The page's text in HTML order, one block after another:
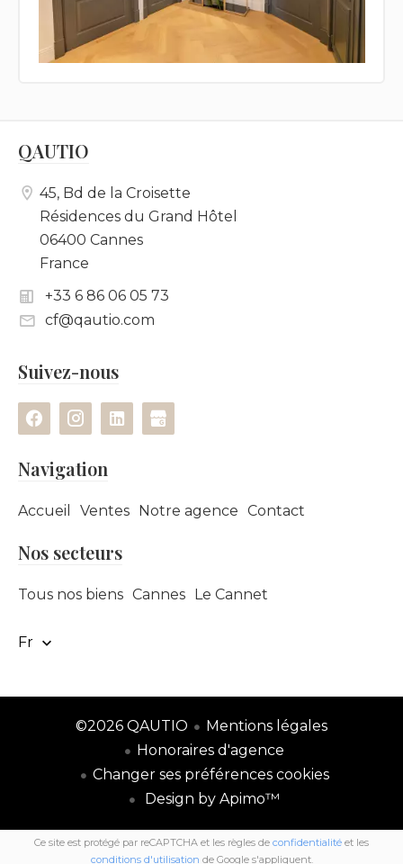
QAUTIO
45, Bd de la Croisette
Résidences du Grand Hôtel
06400 Cannes
France
+33 6 86 06 05 73
cf@qautio.com
Suivez-nous
Navigation
Accueil Ventes Notre agence Contact
Nos secteurs
Tous nos biens Cannes Le Cannet
Fr
©2026 QAUTIO
Mentions légales
Honoraires d'agence
Changer ses préférences cookies
Design by Apimo™
Ce site est protégé par reCAPTCHA et les règles de confidentialité et les
conditions d'utilisation de Google s'appliquent.